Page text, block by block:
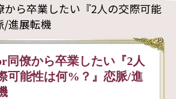
から卒業したい『2人の交際可能
/進展転機
同僚から卒業したい『2人
可能性は何%？』恋脈/進